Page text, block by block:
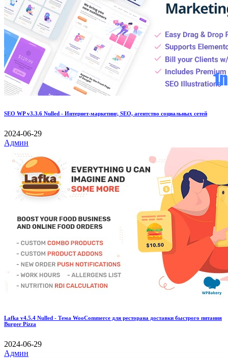
SEO WP v3.3.6 Nulled - Интернет-маркетинг, SEO, агентство социальных сетей
2024-06-29
Админ
Lafka v4.5.4 Nulled - Тема WooCommerce для ресторана доставки быстрого питания
Burger Pizza
2024-06-29
Админ